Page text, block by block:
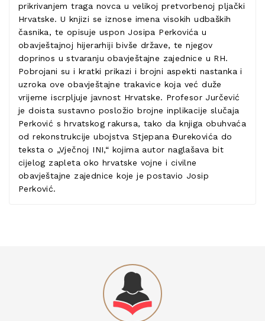
prikrivanjem traga novca u velikoj pretvorbenoj pljački
Hrvatske. U knjizi se iznose imena visokih udbaških
časnika, te opisuje uspon Josipa Perkovića u
obavještajnoj hijerarhiji bivše države, te njegov
doprinos u stvaranju obavještajne zajednice u RH.
Pobrojani su i kratki prikazi i brojni aspekti nastanka i
uzroka ove obavještajne trakavice koja već duže
vrijeme iscrpljuje javnost Hrvatske. Profesor Jurčević
je doista sustavno posložio brojne inplikacije slučaja
Perković s hrvatskog rakursa, tako da knjiga obuhvaća
od rekonstrukcije ubojstva Stjepana Đurekovića do
teksta o „Vječnoj INI,“ kojima autor naglašava bit
cijelog zapleta oko hrvatske vojne i civilne
obavještajne zajednice koje je postavio Josip
Perković.